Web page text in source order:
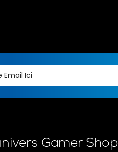
Gamer Shop